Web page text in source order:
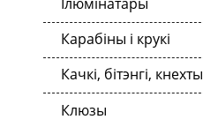
Карабіны і крукі
Качкі, бітэнгі, кнехты
Клюзы